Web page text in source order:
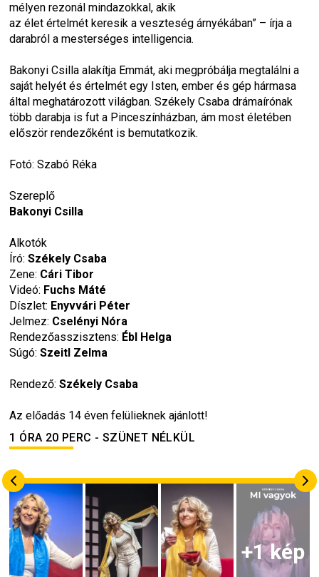
mélyen rezonál mindazokkal, akik
az élet értelmét keresik a veszteség árnyékában” – írja a
darabról a mesterséges intelligencia.
Bakonyi Csilla alakítja Emmát, aki megpróbálja megtalálni a
saját helyét és értelmét egy Isten, ember és gép hármasa
által meghatározott világban. Székely Csaba drámaírónak
több darabja is fut a Pinceszínházban, ám most életében
először rendezőként is bemutatkozik.
Fotó: Szabó Réka
Szereplő
Bakonyi Csilla
Alkotók
Író: Székely Csaba
Zene: Cári Tibor
Videó: Fuchs Máté
Díszlet: Enyvvári Péter
Jelmez: Cselényi Nóra
Rendezőasszisztens: Ébl Helga
Súgó: Szeitl Zelma
Rendező: Székely Csaba
Az előadás 14 éven felülieknek ajánlott!
1 ÓRA 20 PERC - SZÜNET NÉLKÜL
+1kép